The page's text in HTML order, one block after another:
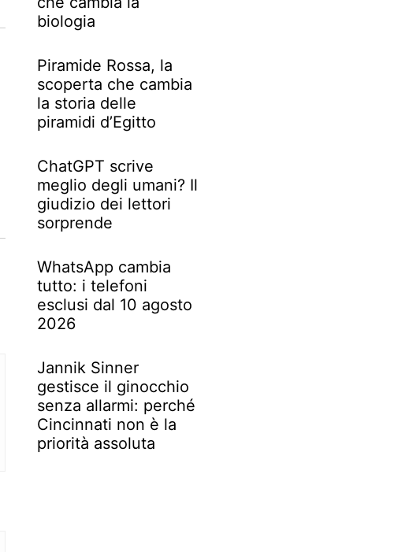
biologia
Piramide Rossa, la
scoperta che cambia
la storia delle
piramidi d’Egitto
ChatGPT scrive
meglio degli umani? Il
giudizio dei lettori
sorprende
WhatsApp cambia
tutto: i telefoni
esclusi dal 10 agosto
2026
Jannik Sinner
gestisce il ginocchio
senza allarmi: perché
Cincinnati non è la
priorità assoluta